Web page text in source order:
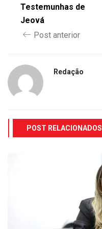
Testemunhas de
Jeová
Post anterior
Redação
POST RELACIONADOS